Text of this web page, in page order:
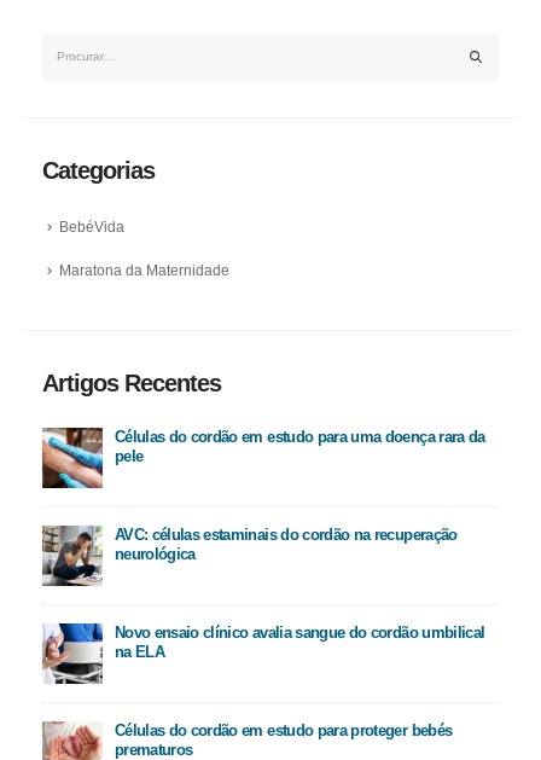
Categorias
BebéVida
Maratona da Maternidade
Artigos Recentes
Células do cordão em estudo para uma doença rara da
pele
AVC: células estaminais do cordão na recuperação
neurológica
Novo ensaio clínico avalia sangue do cordão umbilical
na ELA
Células do cordão em estudo para proteger bebés
prematuros